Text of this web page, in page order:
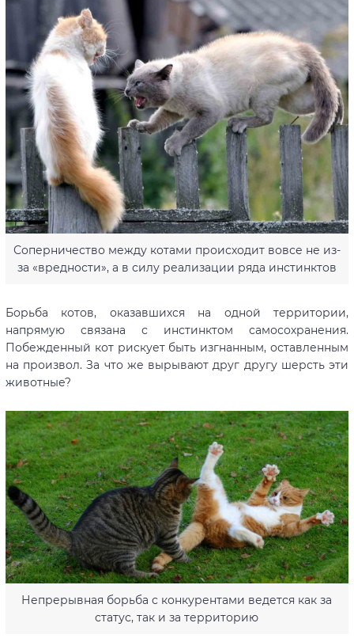
Соперничество между котами происходит вовсе не из-
за «вредности», а в силу реализации ряда инстинктов
Борьба котов, оказавшихся на одной территории,
напрямую связана с инстинктом самосохранения.
Побежденный кот рискует быть изгнанным, оставленным
на произвол. За что же вырывают друг другу шерсть эти
животные?
Непрерывная борьба с конкурентами ведется как за
статус, так и за территорию